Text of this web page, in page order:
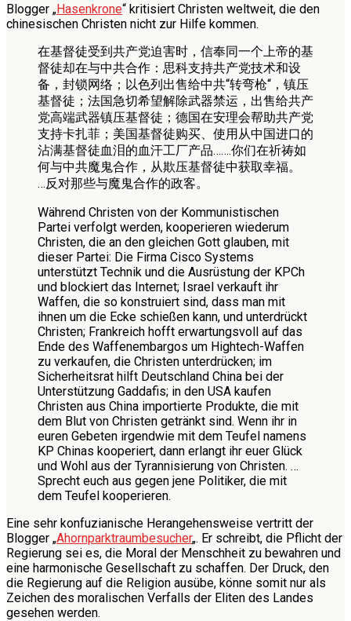
Blogger „Hasenkrone“ kritisiert Christen weltweit, die den
chinesischen Christen nicht zur Hilfe kommen.
在基督徒受到共产党迫害时，信奉同一个上帝的基
督徒却在与中共合作：思科支持共产党技术和设
备，封锁网络；以色列出售给中共“转弯枪“，镇压
基督徒；法国急切希望解除武器禁运，出售给共产
党高端武器镇压基督徒；德国在安理会帮助共产党
支持卡扎菲；美国基督徒购买、使用从中国进口的
沾满基督徒血泪的血汗工厂产品…….你们在祈祷如
何与中共魔鬼合作，从欺压基督徒中获取幸福。
…反对那些与魔鬼合作的政客。
Während Christen von der Kommunistischen
Partei verfolgt werden, kooperieren wiederum
Christen, die an den gleichen Gott glauben, mit
dieser Partei: Die Firma Cisco Systems
unterstützt Technik und die Ausrüstung der KPCh
und blockiert das Internet; Israel verkauft ihr
Waffen, die so konstruiert sind, dass man mit
ihnen um die Ecke schießen kann, und unterdrückt
Christen; Frankreich hofft erwartungsvoll auf das
Ende des Waffenembargos um Hightech-Waffen
zu verkaufen, die Christen unterdrücken; im
Sicherheitsrat hilft Deutschland China bei der
Unterstützung Gaddafis; in den USA kaufen
Christen aus China importierte Produkte, die mit
dem Blut von Christen getränkt sind. Wenn ihr in
euren Gebeten irgendwie mit dem Teufel namens
KP Chinas kooperiert, dann erlangt ihr euer Glück
und Wohl aus der Tyrannisierung von Christen. …
Sprecht euch aus gegen jene Politiker, die mit
dem Teufel kooperieren.
Eine sehr konfuzianische Herangehensweise vertritt der
Blogger „Ahornparktraumbesucher„. Er schreibt, die Pflicht der
Regierung sei es, die Moral der Menschheit zu bewahren und
eine harmonische Gesellschaft zu schaffen. Der Druck, den
die Regierung auf die Religion ausübe, könne somit nur als
Zeichen des moralischen Verfalls der Eliten des Landes
gesehen werden.